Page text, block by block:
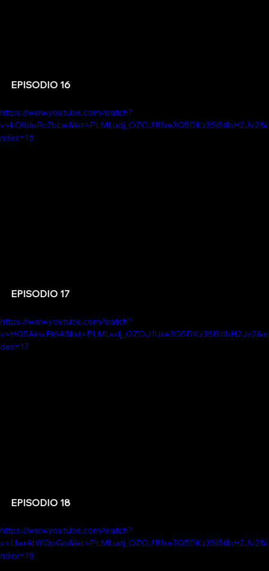
EPISODIO 16
https://www.youtube.com/watch?
v=kOXduRc7bLw&list=PLMLudj_OZOJ1Uxe3Q5DKz3SlStlbH2Jv2&i
ndex=16
EPISODIO 17
https://www.youtube.com/watch?
v=HQ5AinvFt6A&list=PLMLudj_OZOJ1Uxe3Q5DKz3SlStlbH2Jv2&in
dex=17
EPISODIO 18
https://www.youtube.com/watch?
v=LlwrAtWQpGo&list=PLMLudj_OZOJ1Uxe3Q5DKz3SlStlbH2Jv2&i
ndex=18